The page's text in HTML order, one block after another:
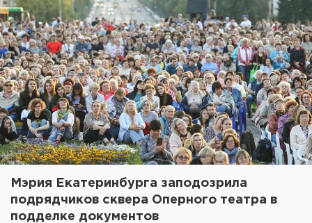
Мэрия Екатеринбурга заподозрила
подрядчиков сквера Оперного театра в
подделке документов